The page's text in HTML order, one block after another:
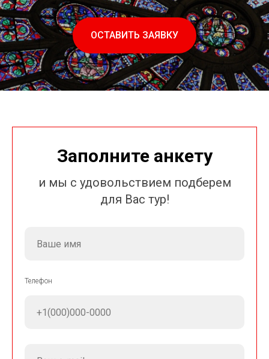
ОСТАВИТЬ ЗАЯВКУ
Заполните анкету
и мы с удовольствием подберем
для Вас тур!
Телефон